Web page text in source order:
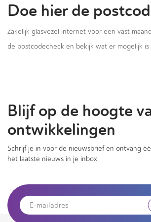
Doe hier de
Zakelijk glasvezel internet voor een vast
de postcodecheck en bekijk wat er mogelijk
Blijf op de hoogte
ontwikkelingen
Schrijf je in voor de nieuwsbrief en ontvang
het laatste nieuws in je inbox.